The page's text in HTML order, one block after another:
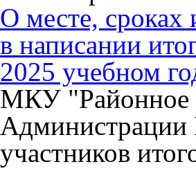
О месте, сроках
в написании
2025 учебном
МКУ "Районное
участников